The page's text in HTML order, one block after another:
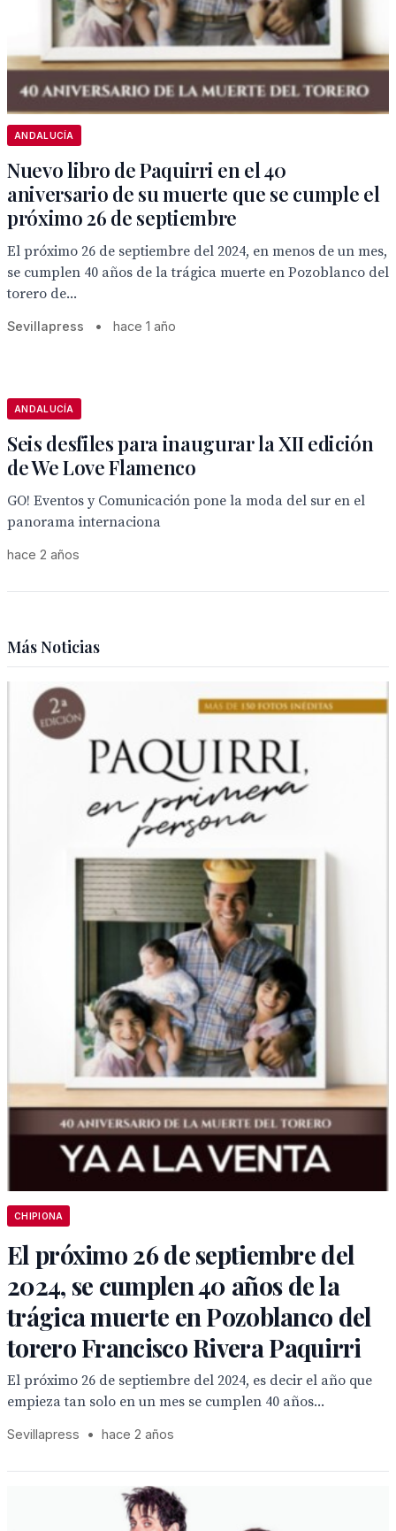
ANDALUCÍA
Nuevo libro de Paquirri en el 40
aniversario de su muerte que se cumple el
próximo 26 de septiembre
El próximo 26 de septiembre del 2024, en menos de un mes,
se cumplen 40 años de la trágica muerte en Pozoblanco del
torero de...
Sevillapress • hace 1 año
ANDALUCÍA
Seis desfiles para inaugurar la XII edición
de We Love Flamenco
GO! Eventos y Comunicación pone la moda del sur en el
panorama internaciona
hace 2 años
Más Noticias
CHIPIONA
El próximo 26 de septiembre del
2024, se cumplen 40 años de la
trágica muerte en Pozoblanco del
torero Francisco Rivera Paquirri
El próximo 26 de septiembre del 2024, es decir el año que
empieza tan solo en un mes se cumplen 40 años...
Sevillapress • hace 2 años